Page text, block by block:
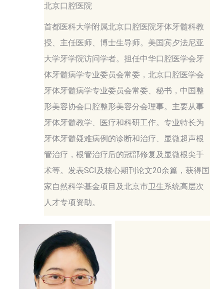
北京口腔医院
首都医科大学附属北京口腔医院牙体牙髓科教
授、主任医师、博士生导师。美国宾夕法尼亚
大学牙学院访问学者。担任中华口腔医学会牙
体牙髓病学专业委员会常委，北京口腔医学会
牙体牙髓病学专业委员会常委、秘书，中国整
形美容协会口腔整形美容分会理事。主要从事
牙体牙髓教学、医疗和科研工作。专业特长为
牙体牙髓疑难病例的诊断和治疗、显微超声根
管治疗，根管治疗后的冠部修复及显微根尖手
术等。发表SCI及核心期刊论文20余篇，获得国
家自然科学基金项目及北京市卫生系统高层次
人才专项资助。